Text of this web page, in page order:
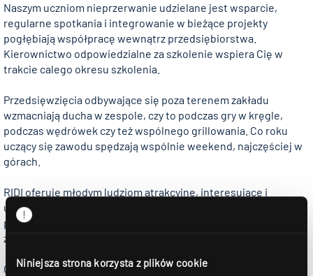
Niniejsza strona korzysta z plików cookie
Naszym uczniom nieprzerwanie udzielane jest wsparcie,
regularne spotkania i integrowanie w bieżące projekty
pogłębiają współpracę wewnątrz przedsiębiorstwa.
Kierownictwo odpowiedzialne za szkolenie wspiera Cię w
trakcie calego okresu szkolenia.
Przedsięwzięcia odbywające się poza terenem zakładu
wzmacniają ducha w zespole, czy to podczas gry w kręgle,
podczas wędrówek czy też wspólnego grillowania. Co roku
uczący się zawodu spędzają wspólnie weekend, najczęściej w
górach.
RIDI oferuje młodym ludziom atrakcyjne, interesujące i
urozmaicone szkolenie zawodowe, podczas którego
przekazywna jest szeroko zakrojona wiedza w zakresie życia
zawodowego.
Czy wzbudziliśmy Twoje zainteresowanie? Zajrzyj w takim razie